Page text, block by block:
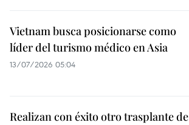
Vietnam busca posicionarse como
líder del turismo médico en Asia
13/07/2026 05:04
Realizan con éxito otro trasplante de